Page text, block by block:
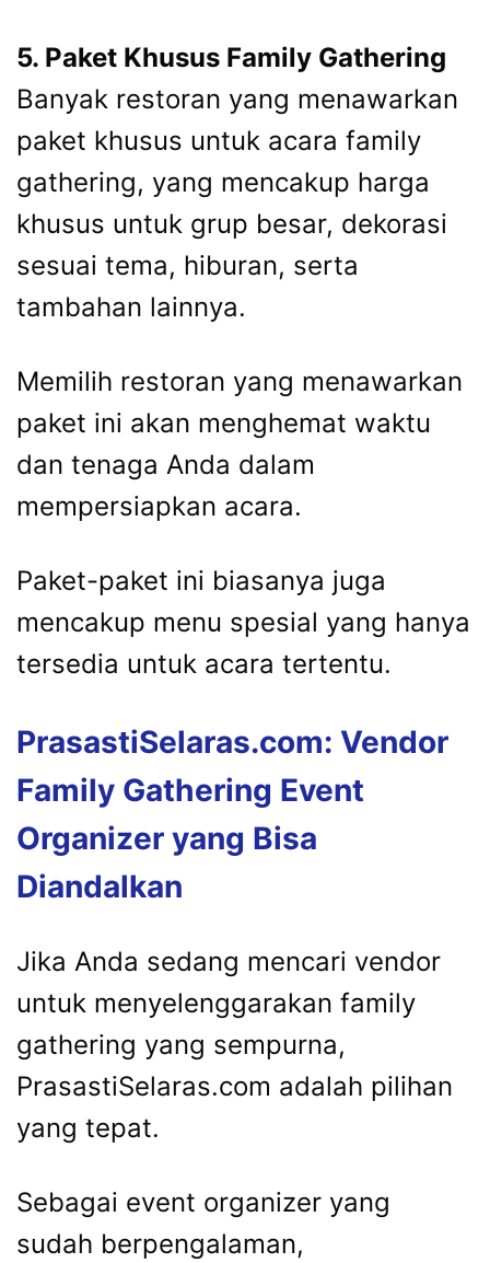
5. Paket Khusus Family Gathering
Banyak restoran yang menawarkan
paket khusus untuk acara family
gathering, yang mencakup harga
khusus untuk grup besar, dekorasi
sesuai tema, hiburan, serta
tambahan lainnya.
Memilih restoran yang menawarkan
paket ini akan menghemat waktu
dan tenaga Anda dalam
mempersiapkan acara.
Paket-paket ini biasanya juga
mencakup menu spesial yang hanya
tersedia untuk acara tertentu.
PrasastiSelaras.com: Vendor
Family Gathering Event
Organizer yang Bisa
Diandalkan
Jika Anda sedang mencari vendor
untuk menyelenggarakan family
gathering yang sempurna,
PrasastiSelaras.com adalah pilihan
yang tepat.
Sebagai event organizer yang
sudah berpengalaman,